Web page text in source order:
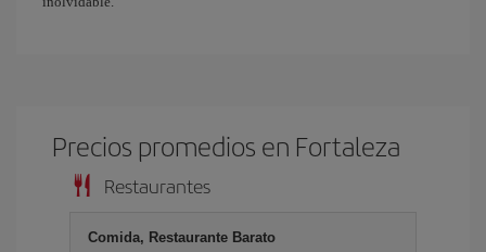
Precios promedios en Fortaleza
Restaurantes
Comida, Restaurante Barato